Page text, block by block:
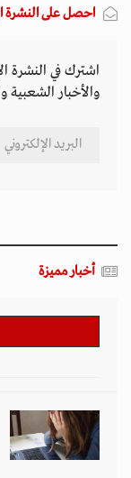
احصل على النشرة
اشترك في النشرة
والأخبار الشعبية
أخبار مميزة